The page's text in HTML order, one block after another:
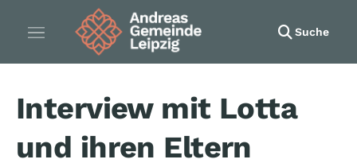
Suche
Interview mit Lotta
und ihren Eltern